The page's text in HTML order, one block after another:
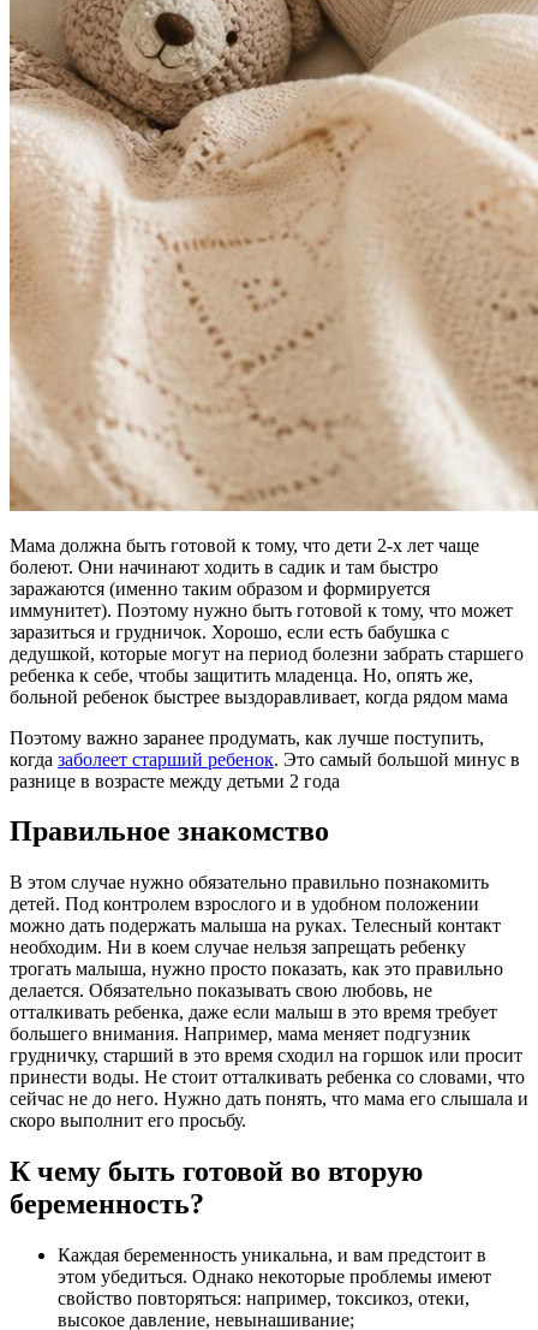
Мама должна быть готовой к тому, что дети 2-х лет чаще
болеют. Они начинают ходить в садик и там быстро
заражаются (именно таким образом и формируется
иммунитет). Поэтому нужно быть готовой к тому, что может
заразиться и грудничок. Хорошо, если есть бабушка с
дедушкой, которые могут на период болезни забрать старшего
ребенка к себе, чтобы защитить младенца. Но, опять же,
больной ребенок быстрее выздоравливает, когда рядом мама
Поэтому важно заранее продумать, как лучше поступить,
когда заболеет старший ребенок. Это самый большой минус в
разнице в возрасте между детьми 2 года
Правильное знакомство
В этом случае нужно обязательно правильно познакомить
детей. Под контролем взрослого и в удобном положении
можно дать подержать малыша на руках. Телесный контакт
необходим. Ни в коем случае нельзя запрещать ребенку
трогать малыша, нужно просто показать, как это правильно
делается. Обязательно показывать свою любовь, не
отталкивать ребенка, даже если малыш в это время требует
большего внимания. Например, мама меняет подгузник
грудничку, старший в это время сходил на горшок или просит
принести воды. Не стоит отталкивать ребенка со словами, что
сейчас не до него. Нужно дать понять, что мама его слышала и
скоро выполнит его просьбу.
К чему быть готовой во вторую
беременность?
Каждая беременность уникальна, и вам предстоит в
этом убедиться. Однако некоторые проблемы имеют
свойство повторяться: например, токсикоз, отеки,
высокое давление, невынашивание;